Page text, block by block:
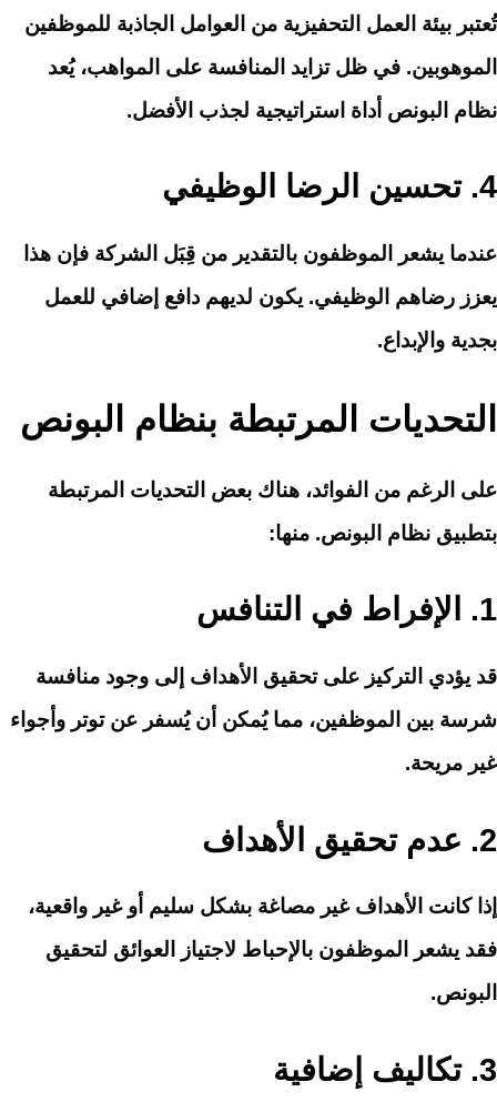
تُعتبر بيئة العمل التحفيزية من العوامل الجاذبة للموظفين
الموهوبين. في ظل تزايد المنافسة على المواهب، يُعد
نظام البونص أداة استراتيجية لجذب الأفضل.
4. تحسين الرضا الوظيفي
عندما يشعر الموظفون بالتقدير من قِبَل الشركة فإن هذا
يعزز رضاهم الوظيفي. يكون لديهم دافع إضافي للعمل
بجدية والإبداع.
التحديات المرتبطة بنظام البونص
على الرغم من الفوائد، هناك بعض التحديات المرتبطة
بتطبيق نظام البونص. منها:
1. الإفراط في التنافس
قد يؤدي التركيز على تحقيق الأهداف إلى وجود منافسة
شرسة بين الموظفين، مما يُمكن أن يُسفر عن توتر وأجواء
غير مريحة.
2. عدم تحقيق الأهداف
إذا كانت الأهداف غير مصاغة بشكل سليم أو غير واقعية،
فقد يشعر الموظفون بالإحباط لاجتياز العوائق لتحقيق
البونص.
3. تكاليف إضافية